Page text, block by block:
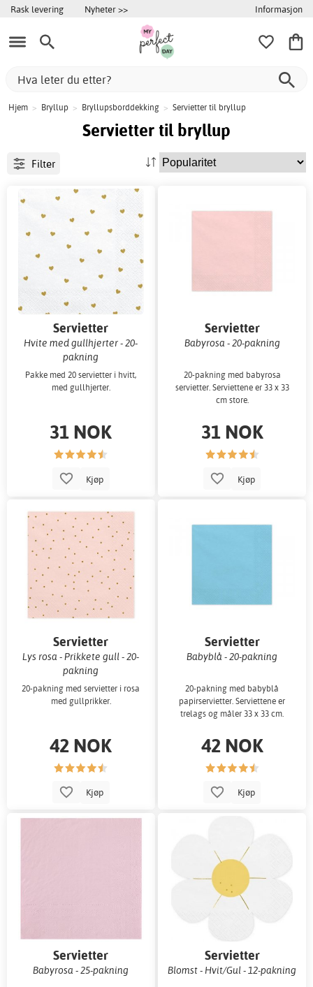
Rask levering Nyheter >> Informasjon
Hjem > Bryllup > Bryllupsborddekking > Servietter til bryllup
Servietter til bryllup
Filter
Servietter
Hvite med gullhjerter - 20-
pakning
Pakke med 20 servietter i hvitt,
med gullhjerter.
31 NOK
Kjøp
Servietter
Babyrosa - 20-pakning
20-pakning med babyrosa
servietter. Serviettene er 33 x 33
cm store.
31 NOK
Kjøp
Servietter
Lys rosa - Prikkete gull - 20-
pakning
20-pakning med servietter i rosa
med gullprikker.
42 NOK
Kjøp
Servietter
Babyblå - 20-pakning
20-pakning med babyblå
papirservietter. Serviettene er
trelags og måler 33 x 33 cm.
42 NOK
Kjøp
Servietter
Babyrosa - 25-pakning
Servietter
Blomst - Hvit/Gul - 12-pakning